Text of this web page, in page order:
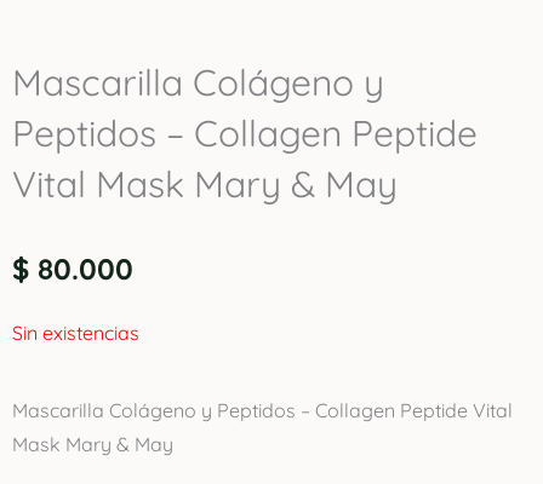
Mascarilla Colágeno y
Peptidos – Collagen Peptide
Vital Mask Mary & May
$ 80.000
Sin existencias
Mascarilla Colágeno y Peptidos – Collagen Peptide Vital
Mask Mary & May